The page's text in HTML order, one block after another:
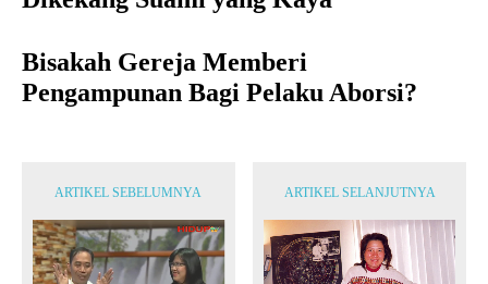
Bisakah Gereja Memberi
Pengampunan Bagi Pelaku Aborsi?
ARTIKEL SEBELUMNYA ARTIKEL SELANJUTNYA